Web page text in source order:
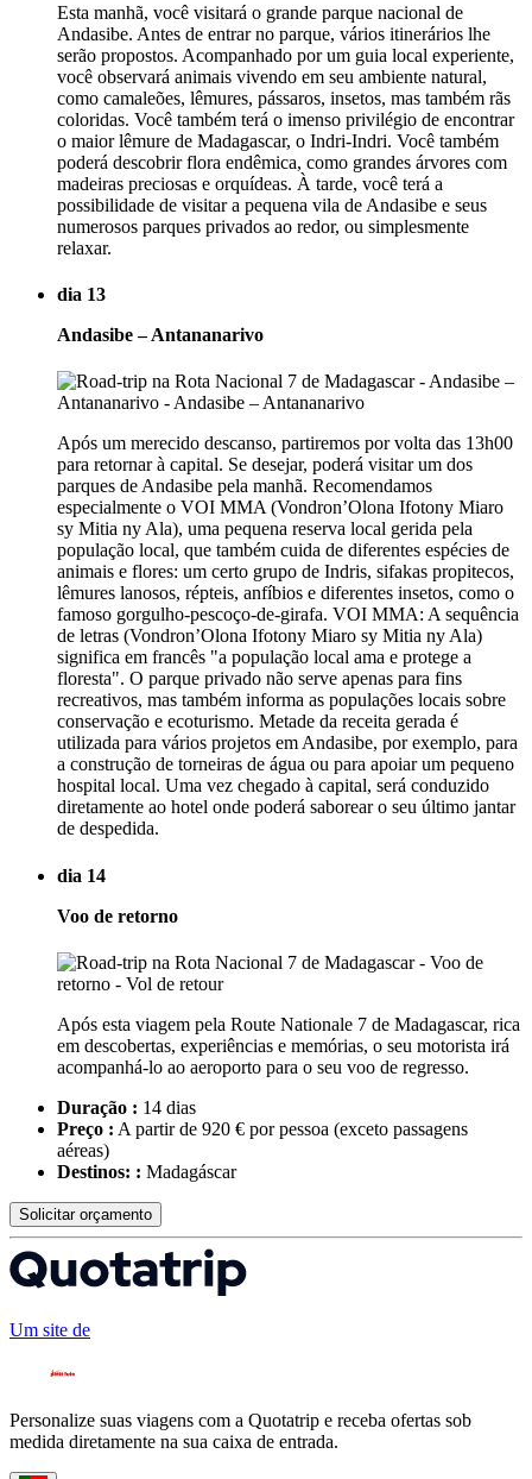
Esta manhã, você visitará o grande parque nacional de
Andasibe. Antes de entrar no parque, vários itinerários lhe
serão propostos. Acompanhado por um guia local experiente,
você observará animais vivendo em seu ambiente natural,
como camaleões, lêmures, pássaros, insetos, mas também rãs
coloridas. Você também terá o imenso privilégio de encontrar
o maior lêmure de Madagascar, o Indri-Indri. Você também
poderá descobrir flora endêmica, como grandes árvores com
madeiras preciosas e orquídeas. À tarde, você terá a
possibilidade de visitar a pequena vila de Andasibe e seus
numerosos parques privados ao redor, ou simplesmente
relaxar.
dia 13
Andasibe – Antananarivo
Após um merecido descanso, partiremos por volta das 13h00
para retornar à capital. Se desejar, poderá visitar um dos
parques de Andasibe pela manhã. Recomendamos
especialmente o VOI MMA (Vondron’Olona Ifotony Miaro
sy Mitia ny Ala), uma pequena reserva local gerida pela
população local, que também cuida de diferentes espécies de
animais e flores: um certo grupo de Indris, sifakas propitecos,
lêmures lanosos, répteis, anfíbios e diferentes insetos, como o
famoso gorgulho-pescoço-de-girafa. VOI MMA: A sequência
de letras (Vondron’Olona Ifotony Miaro sy Mitia ny Ala)
significa em francês "a população local ama e protege a
floresta". O parque privado não serve apenas para fins
recreativos, mas também informa as populações locais sobre
conservação e ecoturismo. Metade da receita gerada é
utilizada para vários projetos em Andasibe, por exemplo, para
a construção de torneiras de água ou para apoiar um pequeno
hospital local. Uma vez chegado à capital, será conduzido
diretamente ao hotel onde poderá saborear o seu último jantar
de despedida.
dia 14
Voo de retorno
Após esta viagem pela Route Nationale 7 de Madagascar, rica
em descobertas, experiências e memórias, o seu motorista irá
acompanhá-lo ao aeroporto para o seu voo de regresso.
Duração : 14 dias
Preço : A partir de 920 € por pessoa (exceto passagens
aéreas)
Destinos: : Madagáscar
Solicitar orçamento
Um site de
Personalize suas viagens com a Quotatrip e receba ofertas sob
medida diretamente na sua caixa de entrada.